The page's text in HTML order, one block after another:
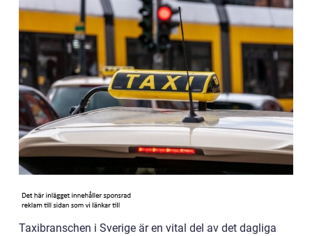
Taxibranschen i Sverige är en vital del av det dagliga